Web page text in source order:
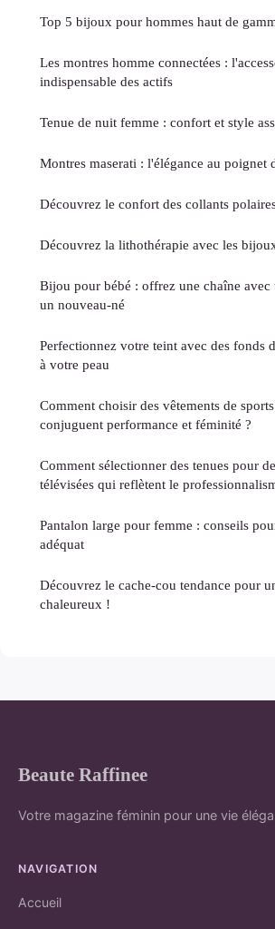
Top 5 bijoux pour hommes haut de
Les montres homme connectées :
indispensable des actifs
Tenue de nuit femme : confort et style
Montres maserati : l'élégance au poignet
Découvrez le confort des collants
Découvrez la lithothérapie avec les
Bijou pour bébé : offrez une chaîne avec
un nouveau-né
Perfectionnez votre teint avec des fonds
à votre peau
Comment choisir des vêtements de
conjuguent performance et féminité ?
Comment sélectionner des tenues pour
télévisées qui reflètent le
Pantalon large pour femme : conseils
adéquat
Découvrez le cache-cou tendance pour
chaleureux !
Beaute Raffinee
Votre magazine féminin pour une vie
NAVIGATION
Accueil